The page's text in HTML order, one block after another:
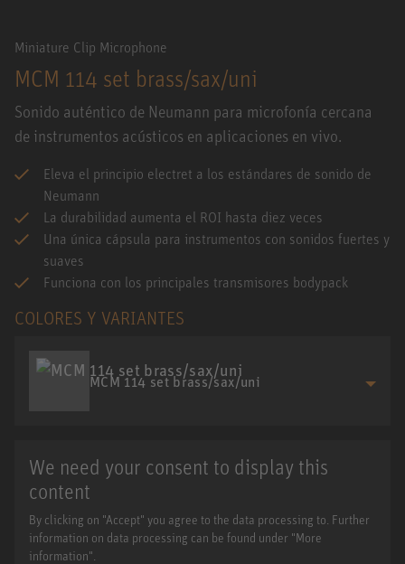
Miniature Clip Microphone
MCM 114 set brass/sax/uni
Sonido auténtico de Neumann para microfonía cercana
de instrumentos acústicos en aplicaciones en vivo.
Eleva el principio electret a los estándares de sonido de
Neumann
La durabilidad aumenta el ROI hasta diez veces
Una única cápsula para instrumentos con sonidos fuertes y
suaves
Funciona con los principales transmisores bodypack
COLORES Y VARIANTES
MCM 114 set brass/sax/uni
We need your consent to display this
content
By clicking on "Accept" you agree to the data processing to. Further
information on data processing can be found under "More
information".